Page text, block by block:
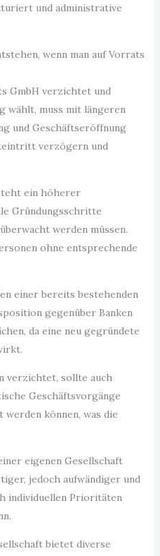
und administrative
wenn man auf Vorrats
GmbH verzichtet und
wählt, muss mit längeren
und Geschäftseröffnung
verzögern und
ein höherer
Gründungsschritte
werden müssen.
ohne entsprechende
einer bereits bestehenden
gegenüber Banken
da eine neu gegründete
verzichtet, sollte auch
Geschäftsvorgänge
können, was die
eigenen Gesellschaft
jedoch aufwändiger und
individuellen Prioritäten
bietet diverse